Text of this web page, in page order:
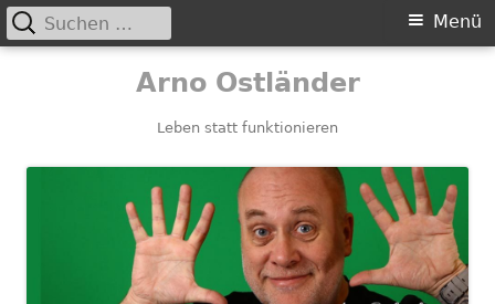
Arno Ostländer
Leben statt funktionieren
Primäres
Menü
Suchen
nach: